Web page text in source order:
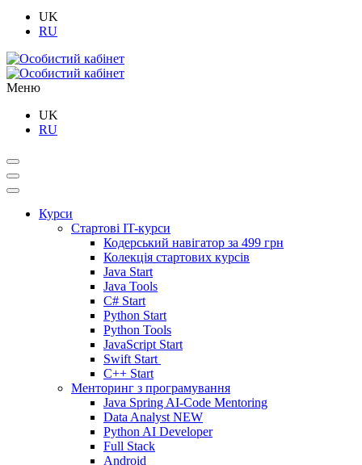
UK
RU
Меню
UK
RU
Курси
Стартові IT-курси
Кодерський навігатор за 499 грн
Колекція стартових курсів
Java Start
Java Tools
C# Start
Python Start
Python Tools
JavaScript Start
Swift Start
C++ Start
Менторинг з програмування
Java Spring AI-Code Mentoring
Data Analyst NEW
Python AI Developer
Full Stack
Android